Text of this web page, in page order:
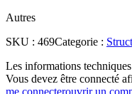
Autres
SKU : 469Categorie :
Les informations
Vous devez être connecté
me connecterouvrir un